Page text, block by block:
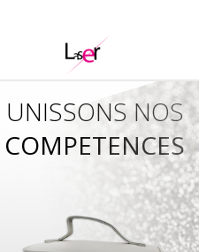
COMPETENCES
UNISSONS NOS